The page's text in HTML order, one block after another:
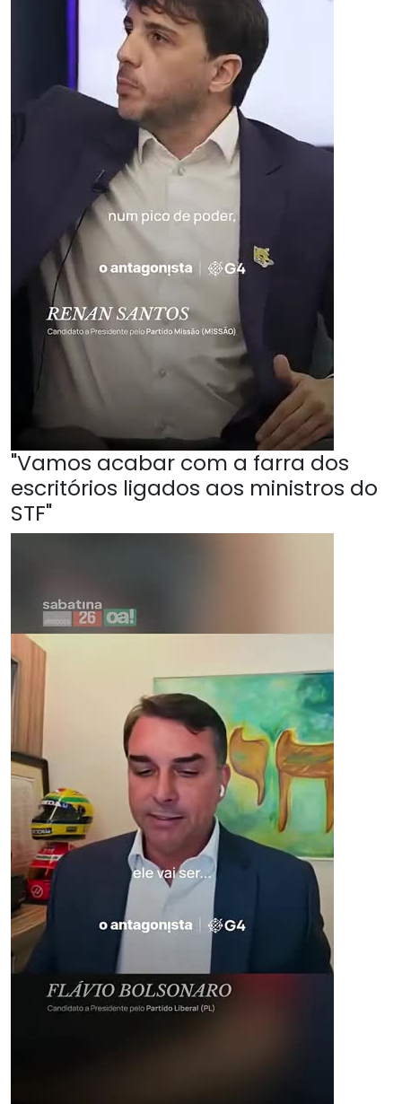
"Vamos acabar com a farra dos
escritórios ligados aos ministros do
STF"